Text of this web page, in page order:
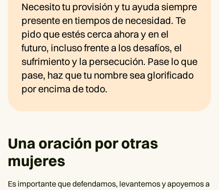
Necesito tu provisión y tu ayuda siempre
presente en tiempos de necesidad. Te
pido que estés cerca ahora y en el
futuro, incluso frente a los desafíos, el
sufrimiento y la persecución. Pase lo que
pase, haz que tu nombre sea glorificado
por encima de todo.
Una oración por otras
mujeres
Es importante que defendamos, levantemos y apoyemos a